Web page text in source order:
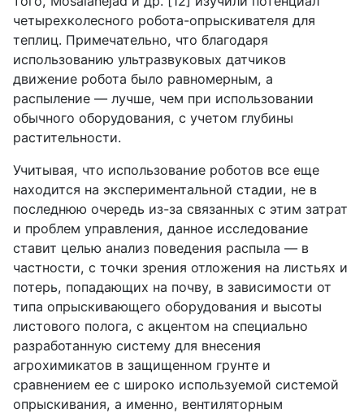
четырехколесного робота-опрыскивателя для
теплиц. Примечательно, что благодаря
использованию ультразвуковых датчиков
движение робота было равномерным, а
распыление — лучше, чем при использовании
обычного оборудования, с учетом глубины
растительности.
Учитывая, что использование роботов все еще
находится на экспериментальной стадии, не в
последнюю очередь из-за связанных с этим затрат
и проблем управления, данное исследование
ставит целью анализ поведения распыла — в
частности, с точки зрения отложения на листьях и
потерь, попадающих на почву, в зависимости от
типа опрыскивающего оборудования и высоты
листового полога, с акцентом на специально
разработанную систему для внесения
агрохимикатов в защищенном грунте и
сравнением ее с широко используемой системой
опрыскивания, а именно, вентиляторным